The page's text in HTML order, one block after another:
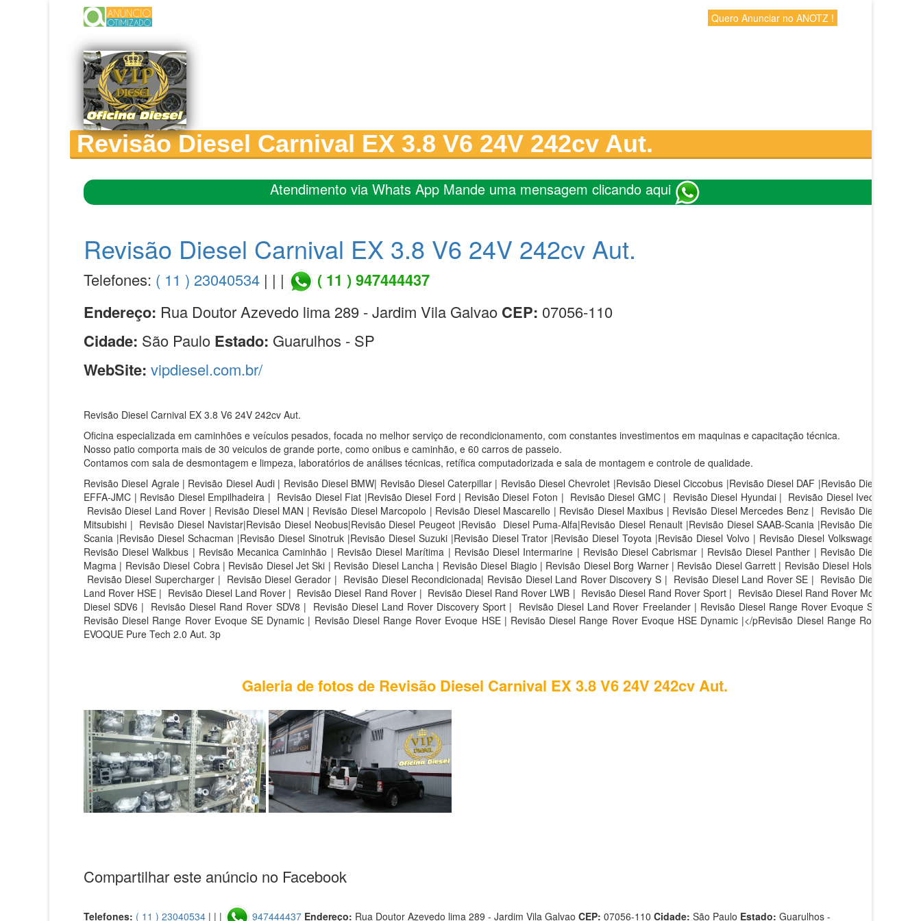
Quero Anunciar no ANOTZ !
Revisão Diesel Carnival EX 3.8 V6 24V 242cv Aut.
Atendimento via Whats App Mande uma mensagem clicando aqui
Revisão Diesel Carnival EX 3.8 V6 24V 242cv Aut.
Telefones: ( 11 ) 23040534 | | |
( 11 ) 947444437
Endereço: Rua Doutor Azevedo lima 289 - Jardim Vila Galvao CEP: 07056-110
Cidade: São Paulo Estado: Guarulhos - SP
WebSite: vipdiesel.com.br/
Revisão Diesel Carnival EX 3.8 V6 24V 242cv Aut.
Oficina especializada em caminhões e veículos pesados, focada no melhor serviço de recondicionamento, com constantes investimentos em maquinas e capacitação técnica.
Nosso patio comporta mais de 30 veiculos de grande porte, como onibus e caminhão, e 60 carros de passeio.
Contamos com sala de desmontagem e limpeza, laboratórios de análises técnicas, retífica computadorizada e sala de montagem e controle de qualidade.
Revisão Diesel Agrale | Revisão Diesel Audi | Revisão Diesel BMW| Revisão Diesel Caterpillar | Revisão Diesel Chevrolet |Revisão Diesel Ciccobus |Revisão Diesel DAF |Revisão Diesel
EFFA-JMC | Revisão Diesel Empilhadeira | Revisão Diesel Fiat |Revisão Diesel Ford | Revisão Diesel Foton | Revisão Diesel GMC | Revisão Diesel Hyundai | Revisão Diesel Iveco |
Revisão Diesel Land Rover | Revisão Diesel MAN | Revisão Diesel Marcopolo | Revisão Diesel Mascarello | Revisão Diesel Maxibus | Revisão Diesel Mercedes Benz | Revisão Diesel
Mitsubishi | Revisão Diesel Navistar|Revisão Diesel Neobus|Revisão Diesel Peugeot |Revisão Diesel Puma-Alfa|Revisão Diesel Renault |Revisão Diesel SAAB-Scania |Revisão Diesel
Scania |Revisão Diesel Schacman |Revisão Diesel Sinotruk |Revisão Diesel Suzuki |Revisão Diesel Trator |Revisão Diesel Toyota |Revisão Diesel Volvo | Revisão Diesel Volkswagen |
Revisão Diesel Walkbus | Revisão Mecanica Caminhão | Revisão Diesel Marítima | Revisão Diesel Intermarine | Revisão Diesel Cabrismar | Revisão Diesel Panther | Revisão Diesel
Magma | Revisão Diesel Cobra | Revisão Diesel Jet Ski | Revisão Diesel Lancha | Revisão Diesel Biagio | Revisão Diesel Borg Warner | Revisão Diesel Garrett | Revisão Diesel Holset |
Revisão Diesel Supercharger | Revisão Diesel Gerador | Revisão Diesel Recondicionada| Revisão Diesel Land Rover Discovery S | Revisão Diesel Land Rover SE | Revisão Diesel
Land Rover HSE | Revisão Diesel Land Rover | Revisão Diesel Rand Rover | Revisão Diesel Rand Rover LWB | Revisão Diesel Rand Rover Sport | Revisão Diesel Rand Rover Motor
Diesel SDV6 | Revisão Diesel Rand Rover SDV8 | Revisão Diesel Land Rover Discovery Sport | Revisão Diesel Land Rover Freelander | Revisão Diesel Range Rover Evoque SE |
Revisão Diesel Range Rover Evoque SE Dynamic | Revisão Diesel Range Rover Evoque HSE | Revisão Diesel Range Rover Evoque HSE Dynamic |</pRevisão Diesel Range Rover
EVOQUE Pure Tech 2.0 Aut. 3p
Galeria de fotos de Revisão Diesel Carnival EX 3.8 V6 24V 242cv Aut.
Compartilhar este anúncio no Facebook
Telefones: ( 11 ) 23040534 | | | 947444437 Endereço: Rua Doutor Azevedo lima 289 - Jardim Vila Galvao CEP: 07056-110 Cidade: São Paulo Estado: Guarulhos -